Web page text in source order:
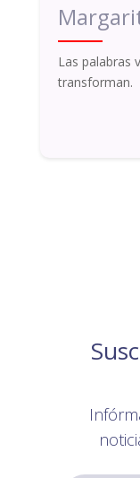
Las palabras
transforman.